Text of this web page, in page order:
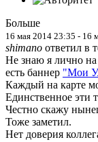
Больше
16 мая 2014 23:35 - 16
shimano ответил в
Не знаю я лично на
есть баннер "Мои
Каждый на карте
Единственное эти
Честно скажу
Тоже заметил.
Нет доверия